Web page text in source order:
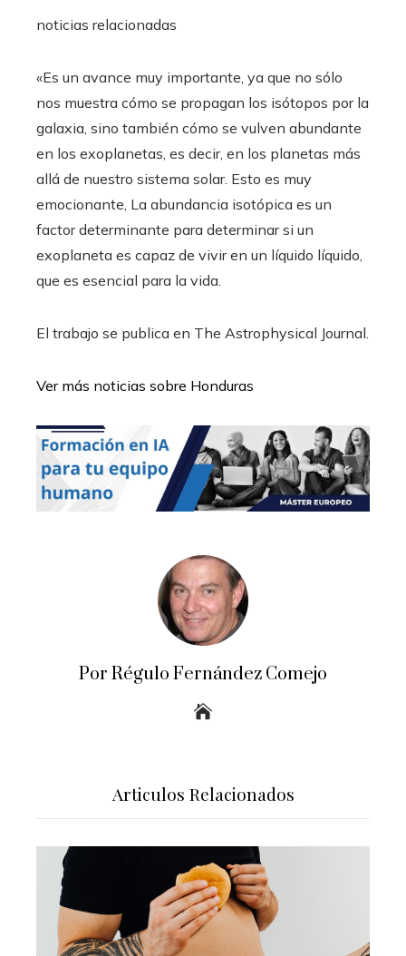
noticias relacionadas
«Es un avance muy importante, ya que no sólo
nos muestra cómo se propagan los isótopos por la
galaxia, sino también cómo se vulven abundante
en los exoplanetas, es decir, en los planetas más
allá de nuestro sistema solar. Esto es muy
emocionante, La abundancia isotópica es un
factor determinante para determinar si un
exoplaneta es capaz de vivir en un líquido líquido,
que es esencial para la vida.
El trabajo se publica en The Astrophysical Journal.
Ver más noticias sobre Honduras
Por Régulo Fernández Comejo
Articulos Relacionados